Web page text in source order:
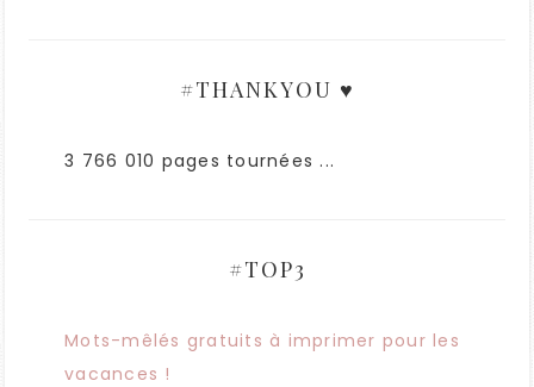
#THANKYOU ♥
3 766 010 pages tournées ...
#TOP3
Mots-mêlés gratuits à imprimer pour les
vacances !